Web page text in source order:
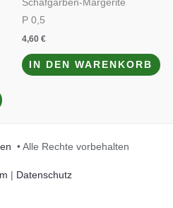
Schafgarben-Margerite
P 0,5
4,60 €
IN DEN WARENKORB
• Alle Rechte vorbehalten
Datenschutz